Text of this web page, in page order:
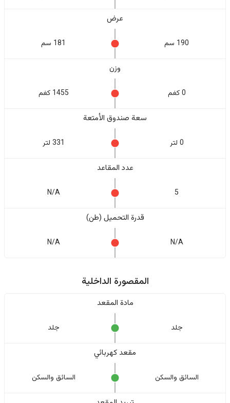
عرض
190 سم 181 سم
وزن
0 كغم 1455 كغم
سعة صندوق الأمتعة
0 لتر 331 لتر
عدد المقاعد
5
N/A
قدرة التحميل (طن)
N/A
N/A
المقصورة الداخلية
مادة المقعد
جلد جلد
مقعد كهربائي
السائق والسکن السائق والسکن